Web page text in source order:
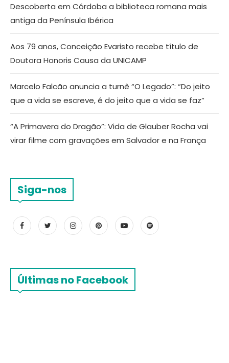
Descoberta em Córdoba a biblioteca romana mais
antiga da Península Ibérica
Aos 79 anos, Conceição Evaristo recebe título de
Doutora Honoris Causa da UNICAMP
Marcelo Falcão anuncia a turnê “O Legado”: “Do jeito
que a vida se escreve, é do jeito que a vida se faz”
“A Primavera do Dragão”: Vida de Glauber Rocha vai
virar filme com gravações em Salvador e na França
Siga-nos
Últimas no Facebook